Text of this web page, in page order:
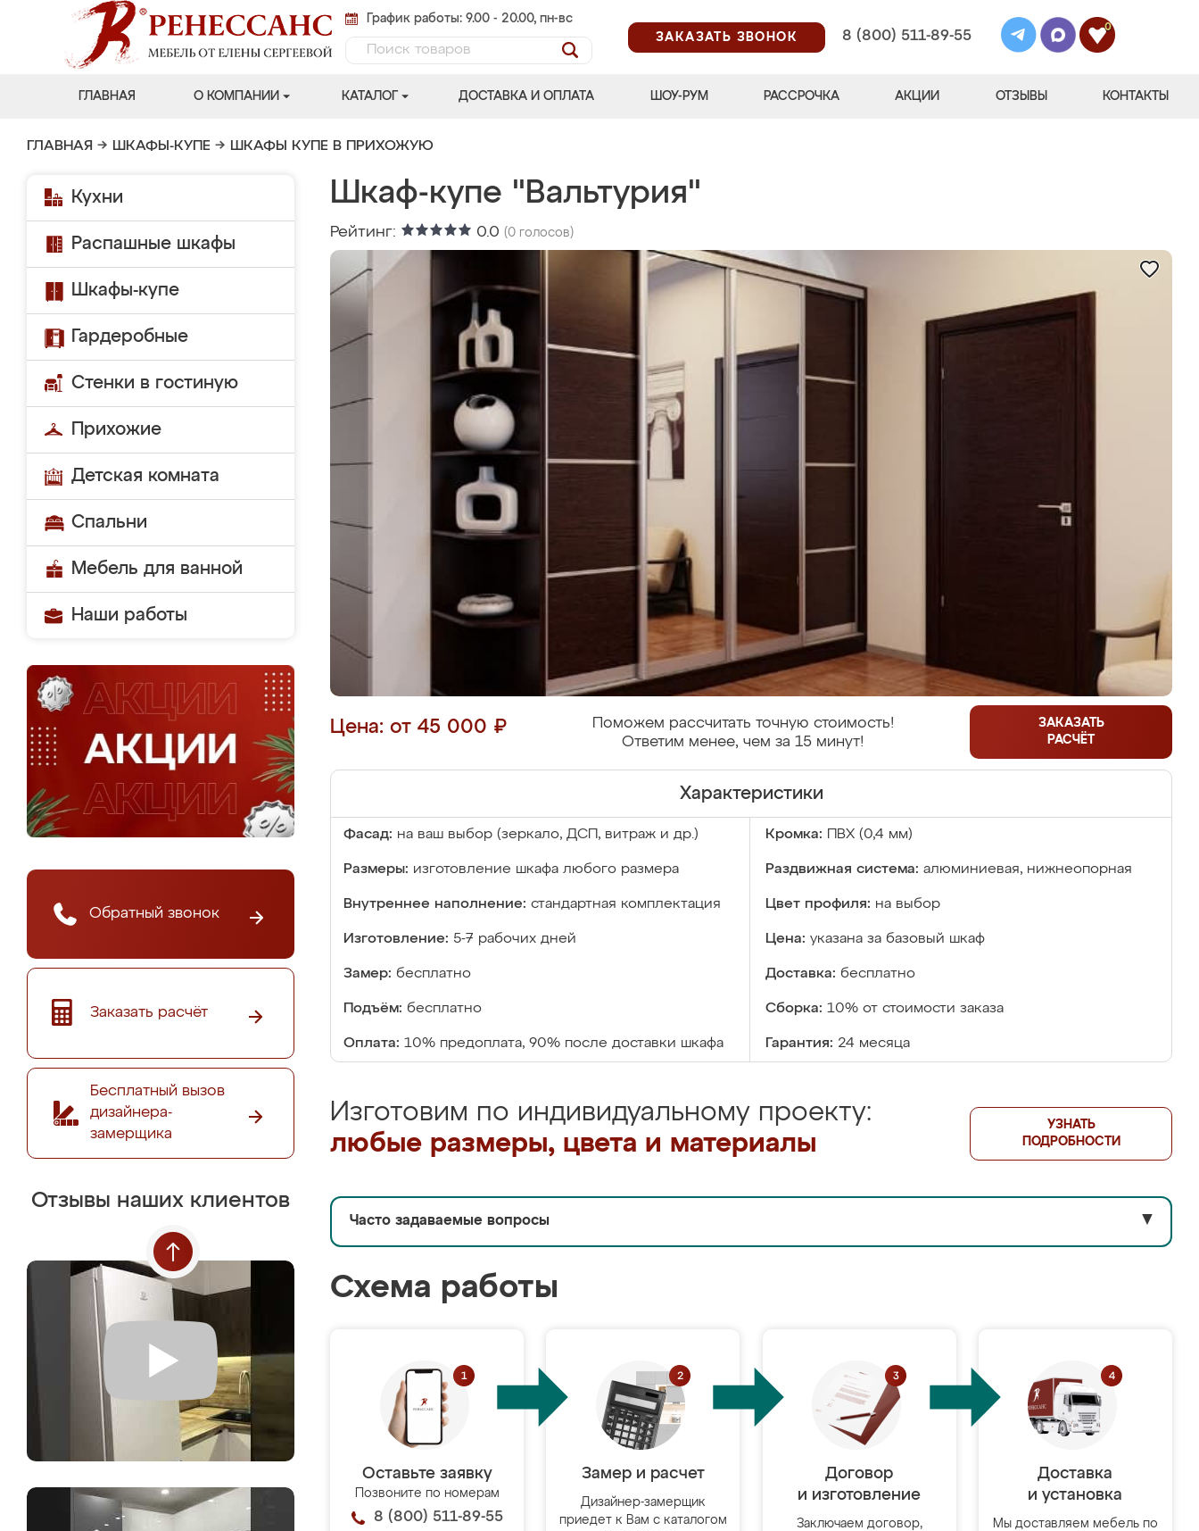
График работы: 9.00 - 20.00, пн-вс
ЗАКАЗАТЬ ЗВОНОК
8 (800) 511-89-55
0
ГЛАВНАЯ О КОМПАНИИ КАТАЛОГ ДОСТАВКА И ОПЛАТА ШОУ-РУМ РАССРОЧКА АКЦИИ ОТЗЫВЫ КОНТАКТЫ
ГЛАВНАЯ → ШКАФЫ-КУПЕ → ШКАФЫ КУПЕ В ПРИХОЖУЮ
Кухни
Распашные шкафы
Шкафы-купе
Гардеробные
Стенки в гостиную
Прихожие
Детская комната
Спальни
Мебель для ванной
Наши работы
Обратный звонок
Заказать расчёт
Бесплатный вызов
дизайнера-
замерщика
Отзывы наших клиентов
Шкаф-купе "Вальтурия"
Рейтинг: 0.0 (0 голосов)
Цена: от 45 000 ₽
Поможем рассчитать точную стоимость!
Ответим менее, чем за 15 минут!
ЗАКАЗАТЬ
РАСЧЁТ
Характеристики
Фасад: на ваш выбор (зеркало, ДСП, витраж и др.) Кромка: ПВХ (0,4 мм)
Размеры: изготовление шкафа любого размера Раздвижная система: алюминиевая, нижнеопорная
Внутреннее наполнение: стандартная комплектация Цвет профиля: на выбор
Изготовление: 5-7 рабочих дней Цена: указана за базовый шкаф
Замер: бесплатно Доставка: бесплатно
Подъём: бесплатно Сборка: 10% от стоимости заказа
Оплата: 10% предоплата, 90% после доставки шкафа Гарантия: 24 месяца
Изготовим по индивидуальному проекту:
любые размеры, цвета и материалы
УЗНАТЬ
ПОДРОБНОСТИ
Часто задаваемые вопросы ▼
Схема работы
Оставьте заявку
Позвоните по номерам
8 (800) 511-89-55
Замер и расчет
Дизайнер-замерщик
приедет к Вам с каталогом
Договор
и изготовление
Заключаем договор,
Доставка
и установка
Мы доставляем мебель по